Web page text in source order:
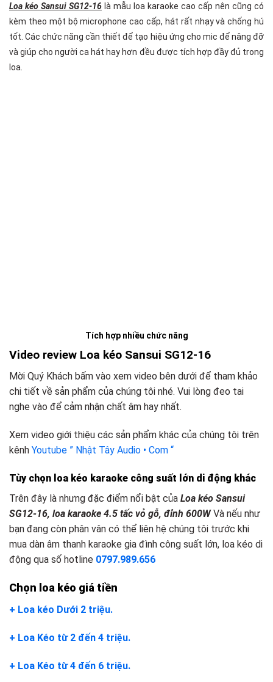
Loa kéo Sansui SG12-16 là mẫu loa karaoke cao cấp nên cũng có
kèm theo một bộ microphone cao cấp, hát rất nhạy và chống hú
tốt. Các chức năng cần thiết để tạo hiệu ứng cho mic để nâng đỡ
và giúp cho người ca hát hay hơn đều được tích hợp đầy đủ trong
loa.
Tích hợp nhiều chức năng
Video review Loa kéo Sansui SG12-16
Mời Quý Khách bấm vào xem video bên dưới để tham khảo
chi tiết về sản phẩm của chúng tôi nhé. Vui lòng đeo tai
nghe vào để cảm nhận chất âm hay nhất.
Xem video giới thiệu các sản phẩm khác của chúng tôi trên
kênh Youtube ” Nhật Tây Audio • Com “
Tùy chọn loa kéo karaoke công suất lớn d i động khác
Trên đây là nhưng đặc điểm nổi bật của Loa kéo Sansui
SG12-16, loa karaoke 4.5 tấc vỏ gỗ, đỉnh 600W Và nếu như
bạn đang còn phân vân có thể liên hệ chúng tôi trước khi
mua dàn âm thanh karaoke gia đình công suất lớn, loa kéo di
động qua số hotline 0797.989.656
Chọn loa kéo giá tiền
+ Loa kéo Dưới 2 triệu.
+ Loa Kéo từ 2 đến 4 triệu.
+ Loa Kéo từ 4 đến 6 triệu.